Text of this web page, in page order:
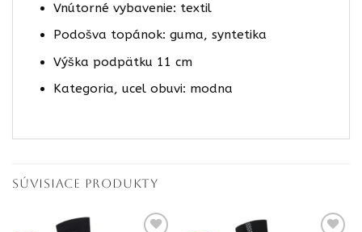
Vnútorné vybavenie: textil
Podošva topánok: guma, syntetika
Výška podpätku 11 cm
Kategoria, ucel obuvi: modna
SÚVISIACE PRODUKTY